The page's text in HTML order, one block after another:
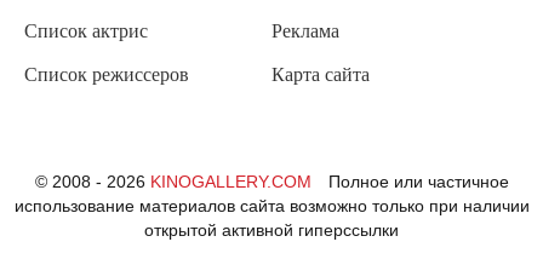
Список актрис
Список режиссеров
Реклама
Карта сайта
© 2008 - 2026 KINOGALLERY.COM
Полное или частичное
использование материалов сайта возможно только при наличии
открытой активной гиперссылки